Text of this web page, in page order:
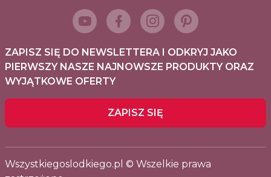
ZAPISZ SIĘ DO NEWSLETTERA I ODKRYJ JAKO
PIERWSZY NASZE NAJNOWSZE PRODUKTY ORAZ
WYJĄTKOWE OFERTY
ZAPISZ SIĘ
Wszystkiegoslodkiego.pl © Wszelkie prawa